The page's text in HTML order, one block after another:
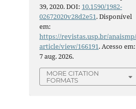
39, 2020. DOI: 10.1590/1982-
02672020v28d2e51. Disponível
em:
https://revistas.usp.br/
article/view/166191. Acesso em:
7 aug. 2026.
MORE CITATION
FORMATS